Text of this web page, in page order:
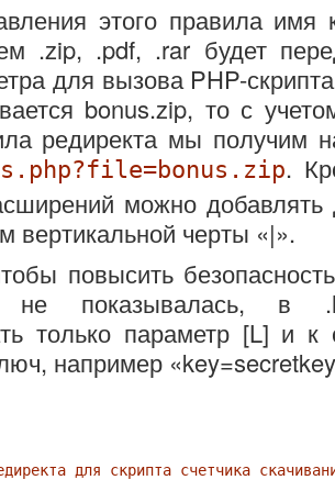
этого правила имя
.zip, .pdf, .rar будет
для вызова PHP-
bonus.zip, то с
редиректа мы получим
.
можно добавлять
вертикальной черты «|».
повысить
не показывалась, в
только параметр [L] и к
например
для скрипта счетчика